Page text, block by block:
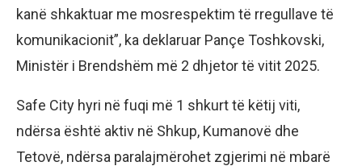
kanë shkaktuar me mosrespektim të rregullave të
komunikacionit”, ka deklaruar Pançe Toshkovski,
Ministër i Brendshëm më 2 dhjetor të vitit 2025.
Safe City hyri në fuqi më 1 shkurt të këtij viti,
ndërsa është aktiv në Shkup, Kumanovë dhe
Tetovë, ndërsa paralajmërohet zgjerimi në mbarë